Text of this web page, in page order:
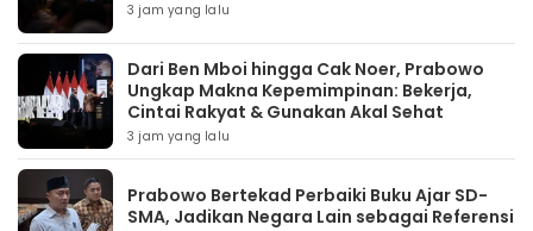
3 jam yang lalu
Dari Ben Mboi hingga Cak Noer, Prabowo
Ungkap Makna Kepemimpinan: Bekerja,
Cintai Rakyat & Gunakan Akal Sehat
3 jam yang lalu
Prabowo Bertekad Perbaiki Buku Ajar SD-
SMA, Jadikan Negara Lain sebagai Referensi